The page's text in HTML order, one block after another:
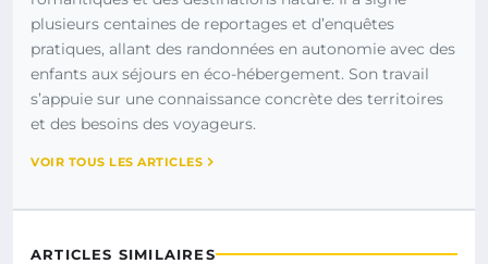
plusieurs centaines de reportages et d’enquêtes
pratiques, allant des randonnées en autonomie avec des
enfants aux séjours en éco-hébergement. Son travail
s’appuie sur une connaissance concrète des territoires
et des besoins des voyageurs.
VOIR TOUS LES ARTICLES
ARTICLES SIMILAIRES